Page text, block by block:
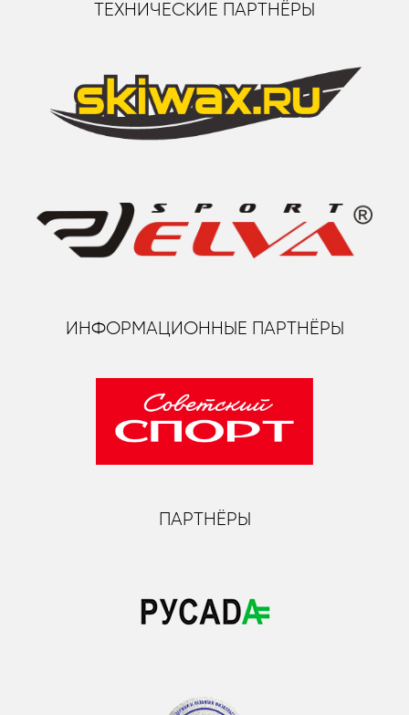
ТЕХНИЧЕСКИЕ ПАРТНЁРЫ
ИНФОРМАЦИОННЫЕ ПАРТНЁРЫ
ПАРТНЁРЫ